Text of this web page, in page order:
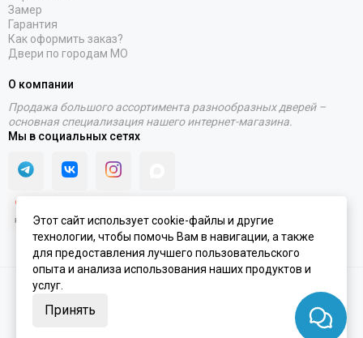
Замер
Гарантия
Как оформить заказ?
Двери по городам МО
О компании
Продажа большого ассортимента разнообразных дверей –
основная специализация нашего интернет-магазина.
Мы в социальных сетях
2020 - 2026 © Интернет-магазин PORTALINI | ИП Колесников Антон
Игоревич ОГРНИП 317910200048870 ИНН 911104899610
Этот сайт использует cookie-файлы и другие
технологии, чтобы помочь Вам в навигации, а также
для предоставления лучшего пользовательского
опыта и анализа использования наших продуктов и
услуг.
Принять